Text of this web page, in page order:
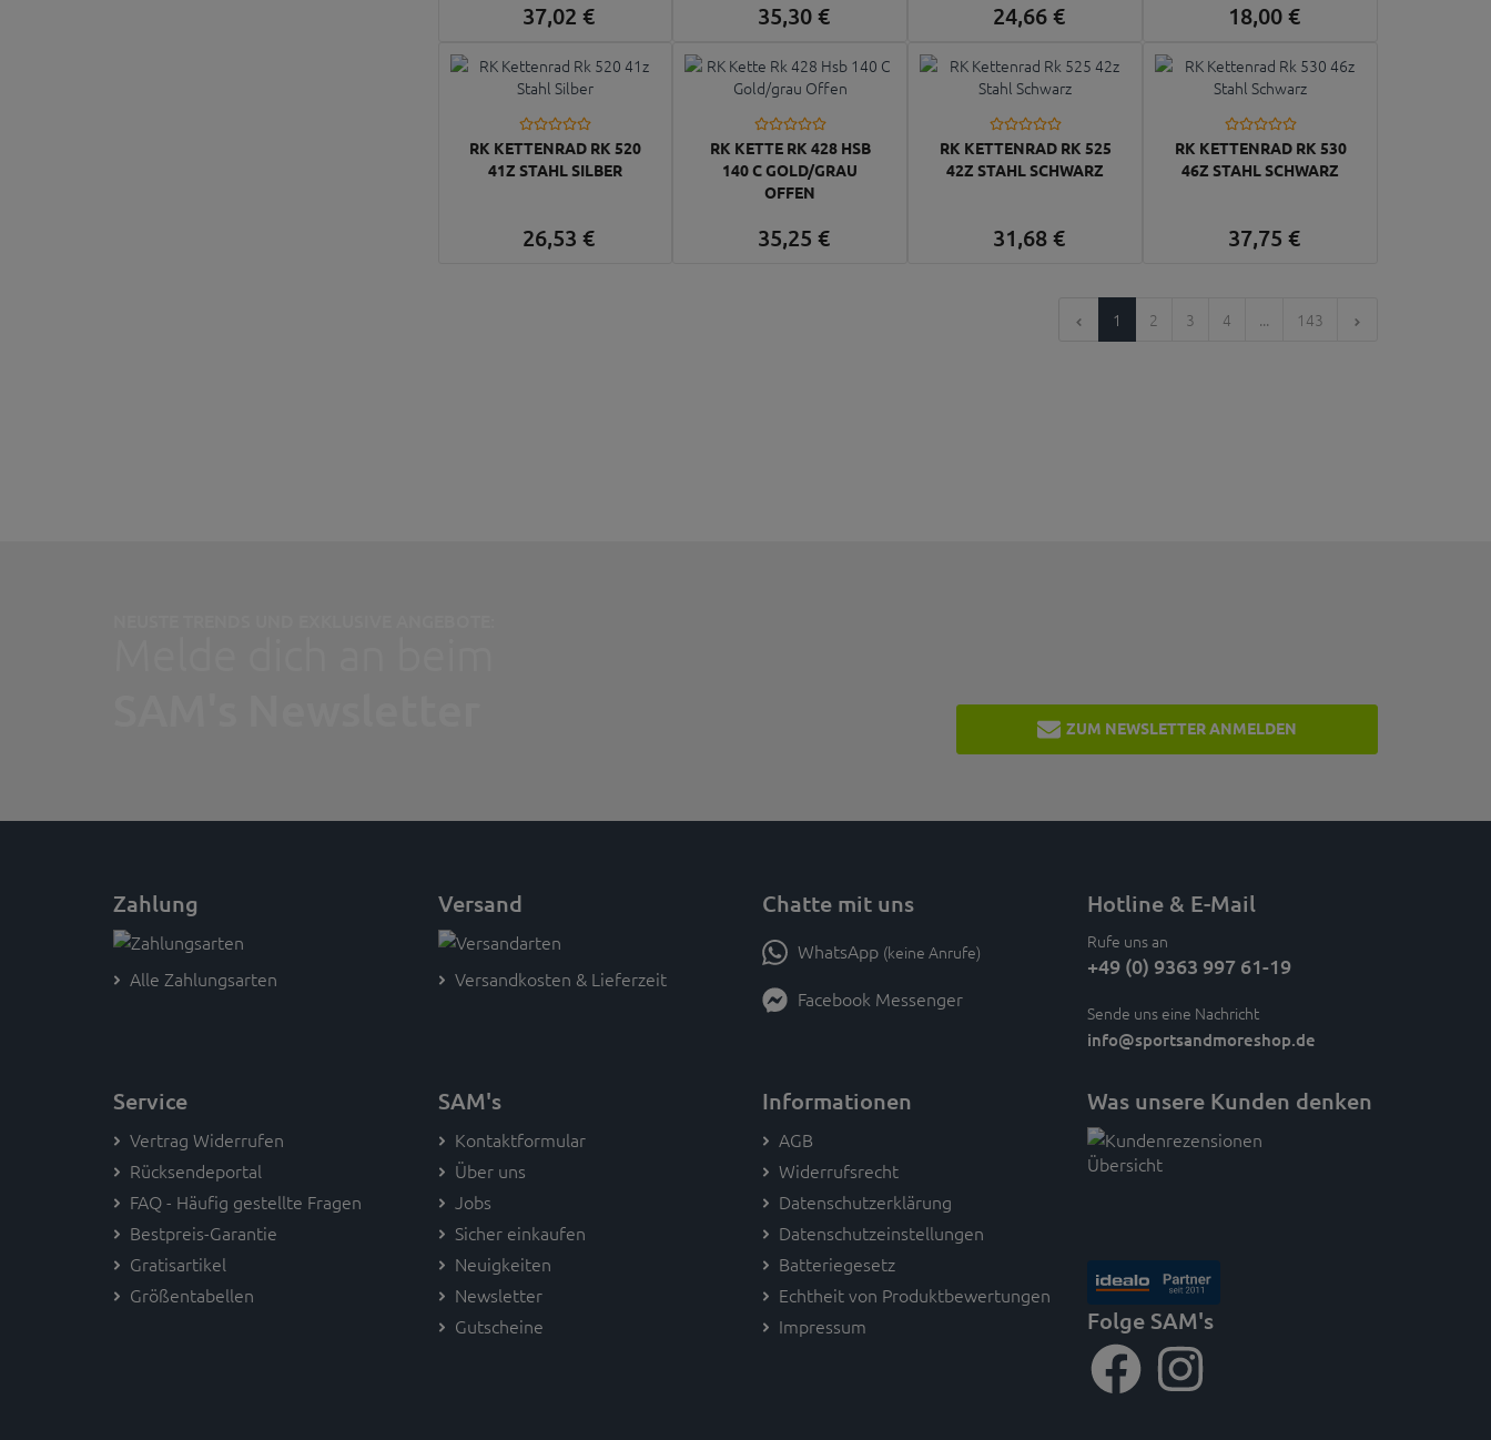
37,02 € 35,30€ 24,66 € 18,00 €
RK KETTENRAD RK 520
41Z STAHL SILBER
26,53 €
RK KETTE RK 428 HSB
140 C GOLD/GRAU
OFFEN
35,25 €
RK KETTENRAD RK 525
42Z STAHL SCHWARZ
31,68 €
RK KETTENRAD RK 530
46Z STAHL SCHWARZ
37,75 €
1 2 3 4 ... 143
ZUM NEWSLETTER ANMELDEN
Zahlung
Alle Zahlungsarten
Versand
Versandkosten & Lieferzeit
Chatte mit uns
WhatsApp (keine Anrufe)
Facebook Messenger
Hotline & E-Mail
Rufe uns an
+49 (0) 9363 997 61-19
Sende uns eine Nachricht
info@sportsandmoreshop.de
Service
Vertrag Widerrufen
Rücksendeportal
FAQ - Häufig gestellte Fragen
Bestpreis-Garantie
Gratisartikel
Größentabellen
SAM's
Kontaktformular
Über uns
Jobs
Sicher einkaufen
Neuigkeiten
Newsletter
Gutscheine
Informationen
AGB
Widerrufsrecht
Datenschutzerklärung
Datenschutzeinstellungen
Batteriegesetz
Echtheit von Produktbewertungen
Impressum
Was unsere Kunden denken
Folge SAM's